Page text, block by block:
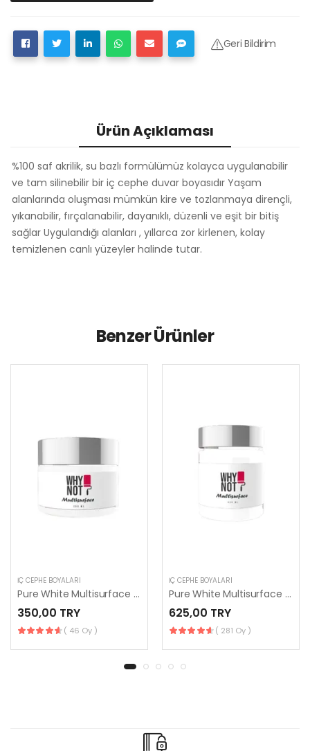
Geri Bildirim
Ürün Açıklaması
%100 saf akrilik, su bazlı formülümüz kolayca uygulanabilir
ve tam silinebilir bir iç cephe duvar boyasıdır Yaşam
alanlarında oluşması mümkün kire ve tozlanmaya dirençli,
yıkanabilir, fırçalanabilir, dayanıklı, düzenli ve eşit bir bitiş
sağlar Uygulandığı alanları , yıllarca zor kirlenen, kolay
temizlenen canlı yüzeyler halinde tutar.
Benzer Ürünler
İÇ CEPHE BOYALARI
Pure White Multisurface 250 ml
350,00 TRY
( 46 Oy )
İÇ CEPHE BOYALARI
Pure White Multisurface 500 ml
625,00 TRY
( 281 Oy )